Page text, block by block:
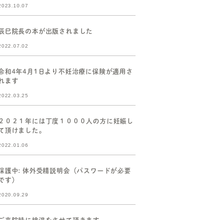
巳院長の本が出版されました
和4年4月1日より不妊治療に保険が適用さ
ます
２０２１年には丁度１０００人の方に妊娠し
頂けました。
護中: 体外受精説明会（パスワードが必要
す）